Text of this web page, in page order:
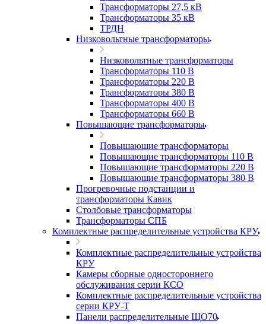
Трансформаторы 27,5 кВ
Трансформаторы 35 кВ
ТРДН
Низковольтные трансформаторы
Низковольтные трансформаторы
Трансформаторы 110 В
Трансформаторы 220 В
Трансформаторы 380 В
Трансформаторы 400 В
Трансформаторы 660 В
Повышающие трансформаторы
Повышающие трансформаторы
Повышающие трансформаторы 110 В
Повышающие трансформаторы 220 В
Повышающие трансформаторы 380 В
Прогревочные подстанции и
трансформаторы Кавик
Столбовые трансформаторы
Трансформаторы СПБ
Комплектные распределительные устройства КРУ
Комплектные распределительные устройства
КРУ
Камеры сборные одностороннего
обслуживания серии КСО
Комплектные распределительные устройства
серии КРУ-Т
Панели распределительные ЩО70